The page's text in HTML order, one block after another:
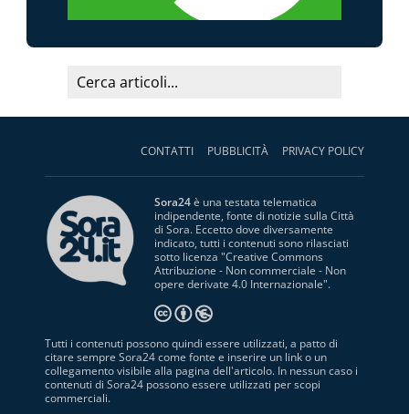
CONTATTI PUBBLICITÀ PRIVACY POLICY
Sora24è una testata telematica
indipendente, fonte di notizie sulla Città
di Sora. Eccetto dove diversamente
indicato, tutti i contenuti sono rilasciati
sotto licenza "Creative Commons
Attribuzione - Non commerciale - Non
opere derivate 4.0 Internazionale".
Tutti i contenuti possono quindi essere utilizzati, a patto di
citare sempre Sora24 come fonte e inserire un link o un
collegamento visibile alla pagina dell'articolo. In nessun caso i
contenuti di Sora24 possono essere utilizzati per scopi
commerciali.